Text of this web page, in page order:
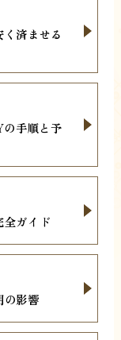
済ませる
手順と予
全ガイド
の影響